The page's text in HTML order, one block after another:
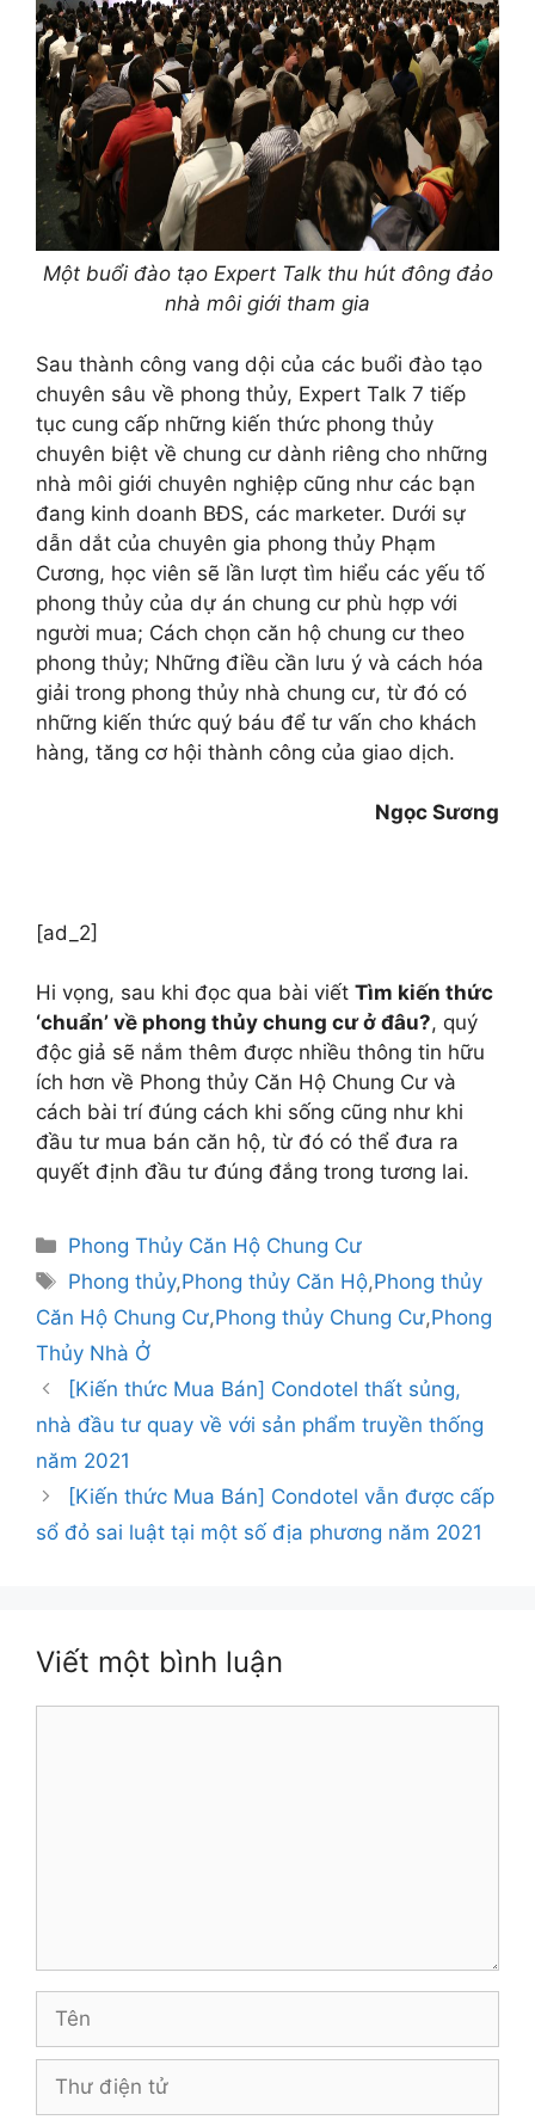
Một buổi đào tạo Expert Talk thu hút đông đảo
nhà môi giới tham gia
Sau thành công vang dội của các buổi đào tạo
chuyên sâu về phong thủy, Expert Talk 7 tiếp
tục cung cấp những kiến thức phong thủy
chuyên biệt về chung cư dành riêng cho những
nhà môi giới chuyên nghiệp cũng như các bạn
đang kinh doanh BĐS, các marketer. Dưới sự
dẫn dắt của chuyên gia phong thủy Phạm
Cương, học viên sẽ lần lượt tìm hiểu các yếu tố
phong thủy của dự án chung cư phù hợp với
người mua; Cách chọn căn hộ chung cư theo
phong thủy; Những điều cần lưu ý và cách hóa
giải trong phong thủy nhà chung cư, từ đó có
những kiến thức quý báu để tư vấn cho khách
hàng, tăng cơ hội thành công của giao dịch.
Ngọc Sương
[ad_2]
Hi vọng, sau khi đọc qua bài viết Tìm kiến thức
‘chuẩn’ về phong thủy chung cư ở đâu?, quý
độc giả sẽ nắm thêm được nhiều thông tin hữu
ích hơn về Phong thủy Căn Hộ Chung Cư và
cách bài trí đúng cách khi sống cũng như khi
đầu tư mua bán căn hộ, từ đó có thể đưa ra
quyết định đầu tư đúng đắng trong tương lai.
Danh
mục
Phong Thủy Căn Hộ Chung Cư
Thẻ
Phong thủy,Phong thủy Căn Hộ,Phong thủy
Căn Hộ Chung Cư,Phong thủy Chung Cư,Phong
Thủy Nhà Ở
Điều
hướng
viết
[Kiến thức Mua Bán] Condotel thất sủng,
nhà đầu tư quay về với sản phẩm truyền thống
năm 2021
[Kiến thức Mua Bán] Condotel vẫn được cấp
sổ đỏ sai luật tại một số địa phương năm 2021
Viết một bình luận
điện